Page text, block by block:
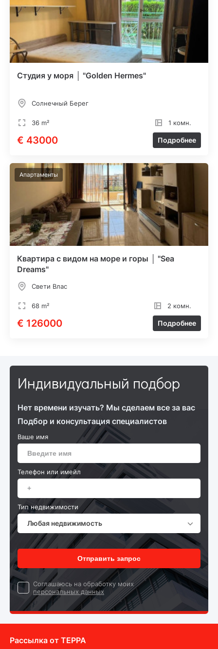
Студия у моря │ "Golden Hermes"
Солнечный Берег
36 m² 1 комн.
€ 43000 Подробнее
Апартаменты
Квартира с видом на море и горы │ "Sea
Dreams"
Свети Влас
68 m² 2 комн.
€ 126000 Подробнее
Индивидуальный подбор
Нет времени изучать? Мы сделаем все за вас
Подбор и консультация специалистов
Ваше имя
Телефон или имейл
Тип недвижимости
Любая недвижимость
Отправить запрос
Cоглашаюсь на обработку моих
персональных данных
Рассылка от ТEPPA